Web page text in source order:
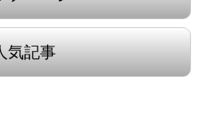
気記事